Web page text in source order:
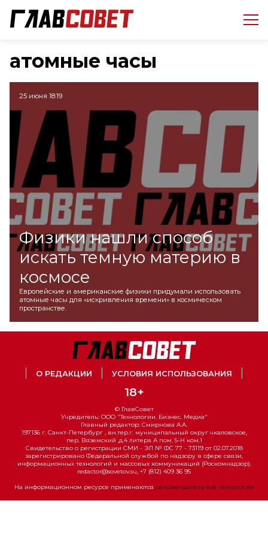
атомные часы
25 июня 18:19
Физики нашли способ
искать темную материю в
космосе
Европейские и американские физики придумали использовать
атомные часы для «искривления времени» в космическом
пространстве.
О РЕДАКЦИИ УСЛОВИЯ ИСПОЛЬЗОВАНИЯ
18+
© ГлавСовет
Учредитель: ООО "Технологии. Бизнес. Медиа"
Главный редактор: Смирнова А.А.
197136 г. Санкт-Петербург , вн.тер.г. муниципальный округ чкаловское,
пер. Вяземский ,д.4 литера А пом. 5-Н ком.1
Свидетельство о регистрации СМИ - ЭЛ № ФС 77 - 73119 от 02.07.2018
зарегистрировано Федеральной службой по надзору в сфере связи,
информационных технологий и массовых коммуникаций (Роскомнадзор).
redactor@sovetov.su, +7 (812) 409 36 95
На информационном ресурсе применяются рекомендательные технологии